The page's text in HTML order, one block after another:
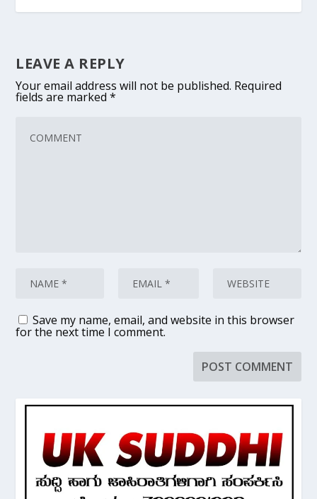
LEAVE A REPLY
Your email address will not be published. Required
fields are marked*
Save my name, email, and website in this browser
for the next time I comment.